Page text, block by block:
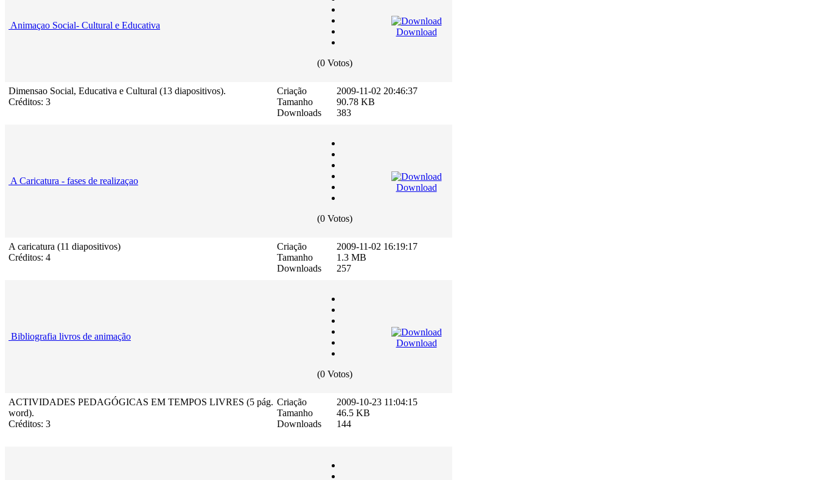
Animaçao Social- Cultural e Educativa
(0 Votos)
Download
Dimensao Social, Educativa e Cultural (13 diapositivos).
Créditos: 3
Criação
Tamanho
Downloads
2009-11-02 20:46:37
90.78 KB
383
A Caricatura - fases de realizaçao
(0 Votos)
Download
A caricatura (11 diapositivos)
Créditos: 4
Criação
Tamanho
Downloads
2009-11-02 16:19:17
1.3 MB
257
Bibliografia livros de animação
(0 Votos)
Download
ACTIVIDADES PEDAGÓGICAS EM TEMPOS LIVRES (5 pág.
word).
Créditos: 3
Criação
Tamanho
Downloads
2009-10-23 11:04:15
46.5 KB
144